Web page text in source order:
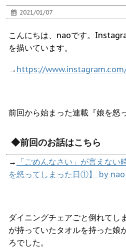
2021/01/07
こんにちは、naoです。
を描いています。
→ https://
前回から始まった連載『娘を怒
◆前回のお話はこちら
→ 「ごめんなさい」が言えな
を怒ってしまった日①】 by nao
ダイニングチェアごと倒れてし
が持っていたタオルを持った娘
ろでした。